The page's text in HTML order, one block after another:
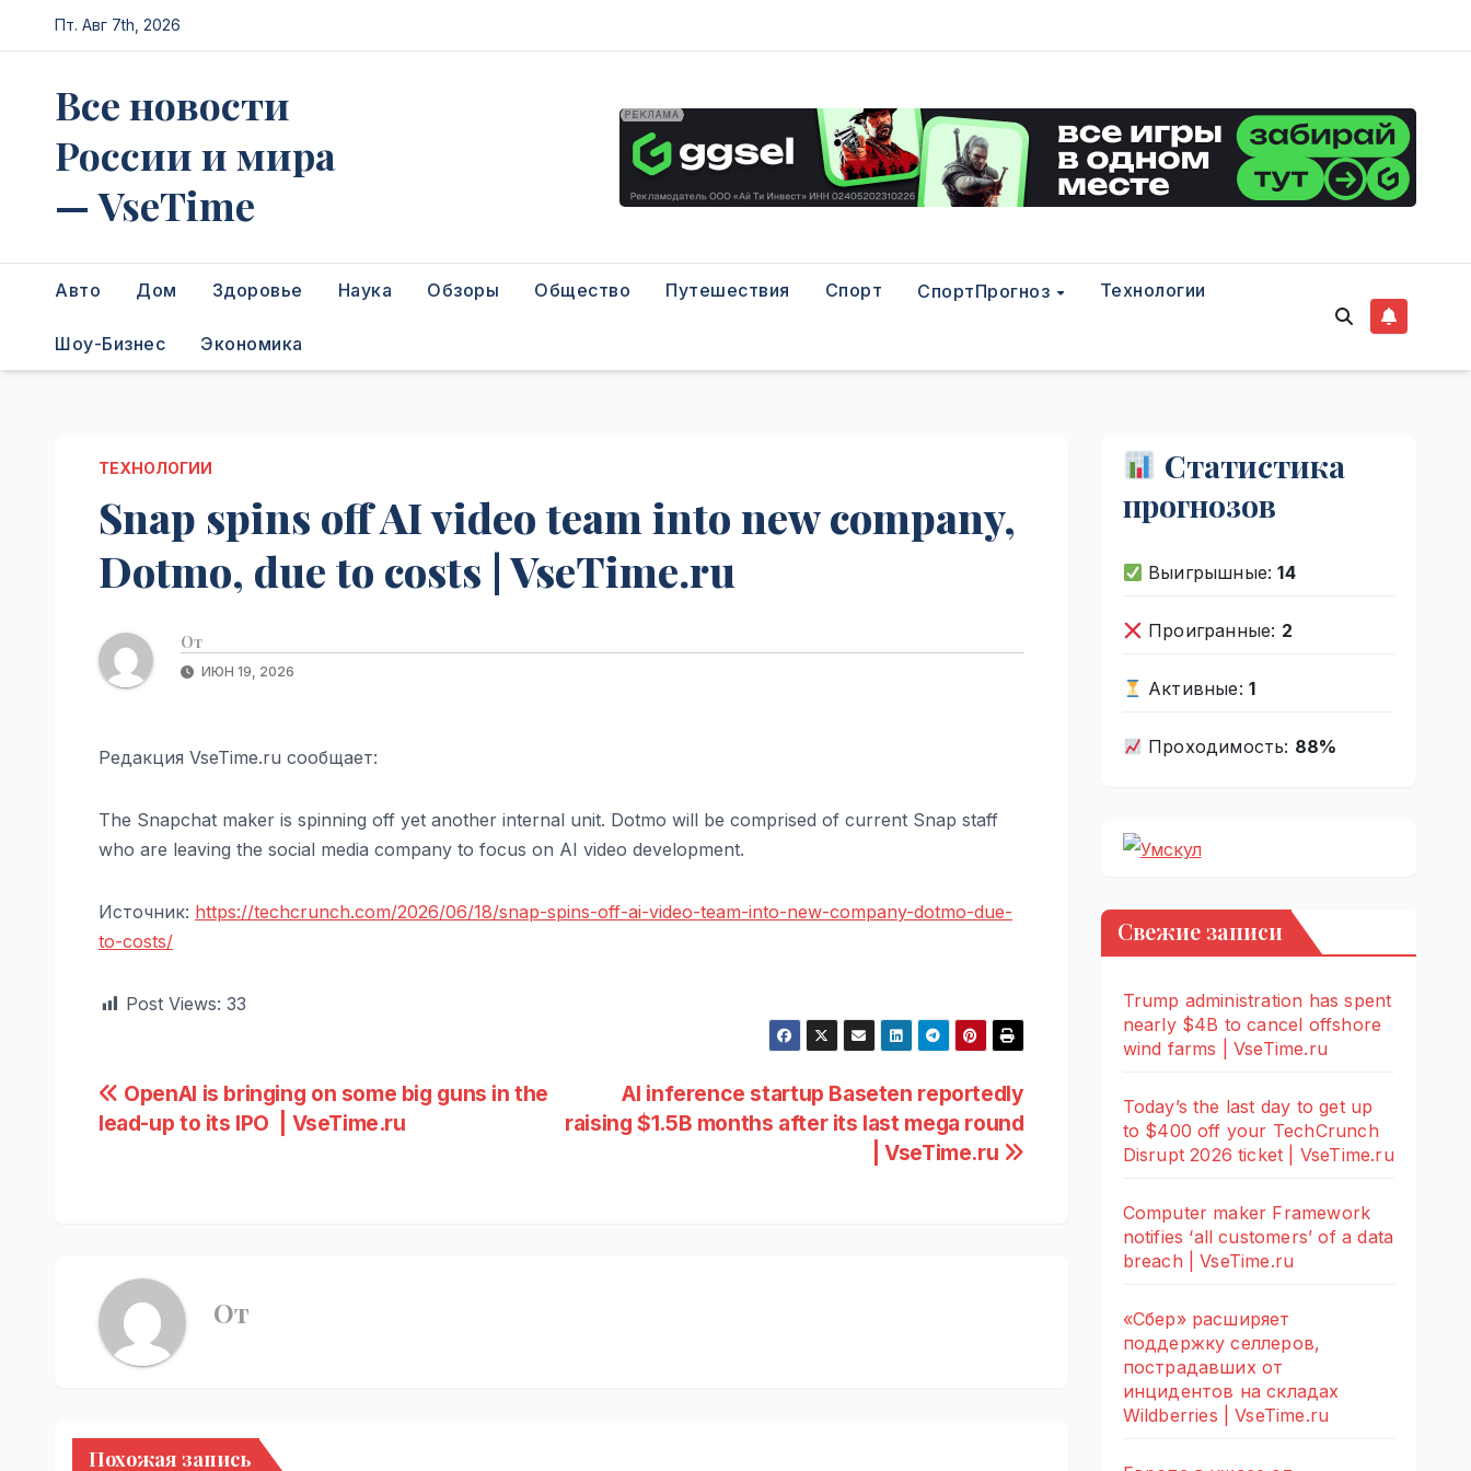
Перейти
к
Пт. Авг 7th, 2026
Все новости
России и мира
— VseTime
Авто Дом Здоровье Наука Обзоры Общество Путешествия Спорт СпортПрогноз Технологии
Шоу-Бизнес Экономика
ТЕХНОЛОГИИ
Snap spins off AI video team into new company,
Dotmo, due to costs | VseTime.ru
От
ИЮН 19, 2026
Редакция VseTime.ru сообщает:
The Snapchat maker is spinning off yet another internal unit. Dotmo will be comprised of current Snap staff
who are leaving the social media company to focus on AI video development.
Источник: https://techcrunch.com/2026/06/18/snap-spins-off-ai-video-team-into-new-company-dotmo-due-
to-costs/
Post Views: 33
Навигация
по
AI inference startup Baseten reportedly
raising $1.5B months after its last mega round
| VseTime.ru
OpenAI is bringing on some big guns in the
lead-up to its IPO | VseTime.ru
От
Похожая запись
Статистика
прогнозов
Выигрышные:14
Проигранные: 2
Активные: 1
Проходимость: 88%
Свежие записи
Trump administration has spent
nearly $4B to cancel offshore
wind farms | VseTime.ru
Today’s the last day to get up
to $400 off your TechCrunch
Disrupt 2026 ticket | VseTime.ru
Computer maker Framework
notifies ‘all customers’ of a data
breach | VseTime.ru
«Сбер» расширяет
поддержку селлеров,
пострадавших от
инцидентов на складах
Wildberries | VseTime.ru